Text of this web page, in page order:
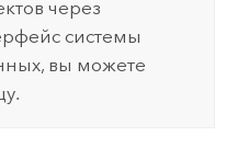
через
системы
вы можете